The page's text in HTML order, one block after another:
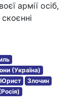
армії осіб,
(Україна)
Юрист
Злочин